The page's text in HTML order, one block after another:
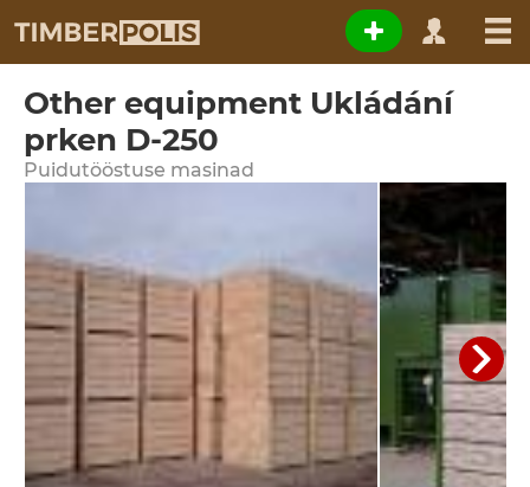
Other equipment Ukládání
prken D-250
Puidutööstuse masinad